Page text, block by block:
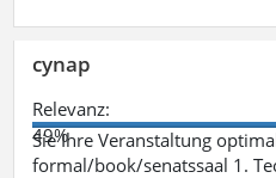
cynap
Relevanz:
49%
Sie Ihre Veranstaltung
formal/book/senatssaal 1.